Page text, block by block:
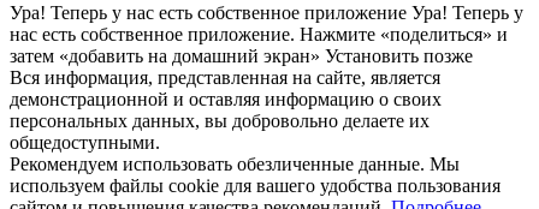
Ура! Теперь у нас есть собственное приложение Ура! Теперь у
нас есть собственное приложение. Нажмите «поделиться» и
затем «добавить на домашний экран» Установить позже
Вся информация, представленная на сайте, является
демонстрационной и оставляя информацию о своих
персональных данных, вы добровольно делаете их
общедоступными.
Рекомендуем использовать обезличенные данные. Мы
используем файлы cookie для вашего удобства пользования